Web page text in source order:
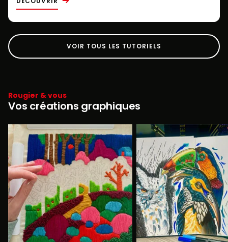
VOIR TOUS LES TUTORIELS
Rougier & vous
Vos créations graphiques